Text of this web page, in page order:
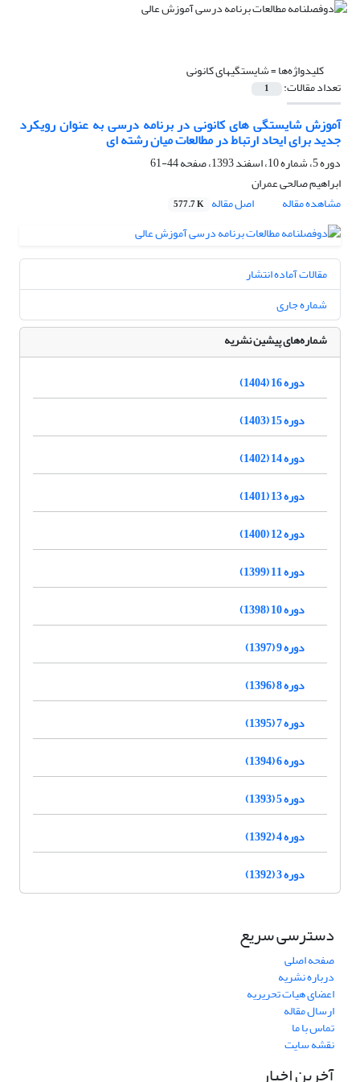
کلیدواژه‌ها =شایستگی­های کانونی
تعداد مقالات: 1
آموزش شایستگی های کانونی در برنامه درسی به عنوان رویکرد
جدید برای ایحاد ارتباط در مطالعات میان رشته ای
دوره 5، شماره 10، اسفند 1393، صفحه
44-61
ابراهیم صالحی عمران
مشاهده مقاله
اصل مقاله 577.7 K
مقالات آماده انتشار
شماره جاری
شماره‌های پیشین نشریه
دوره 16 (1404)
دوره 15 (1403)
دوره 14 (1402)
دوره 13 (1401)
دوره 12 (1400)
دوره 11 (1399)
دوره 10 (1398)
دوره 9 (1397)
دوره 8 (1396)
دوره 7 (1395)
دوره 6 (1394)
دوره 5 (1393)
دوره 4 (1392)
دوره 3 (1392)
دسترسی سریع
صفحه اصلی
درباره نشریه
اعضای هیات تحریریه
ارسال مقاله
تماس با ما
نقشه سایت
آخرین اخبار